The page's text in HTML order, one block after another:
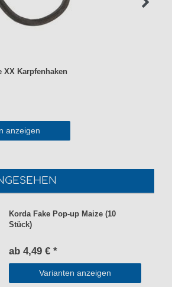
XX Karpfenhaken
anzeigen
Korda Fake Pop-up Maize (10
Stück)
ab 4,49 € *
Varianten anzeigen